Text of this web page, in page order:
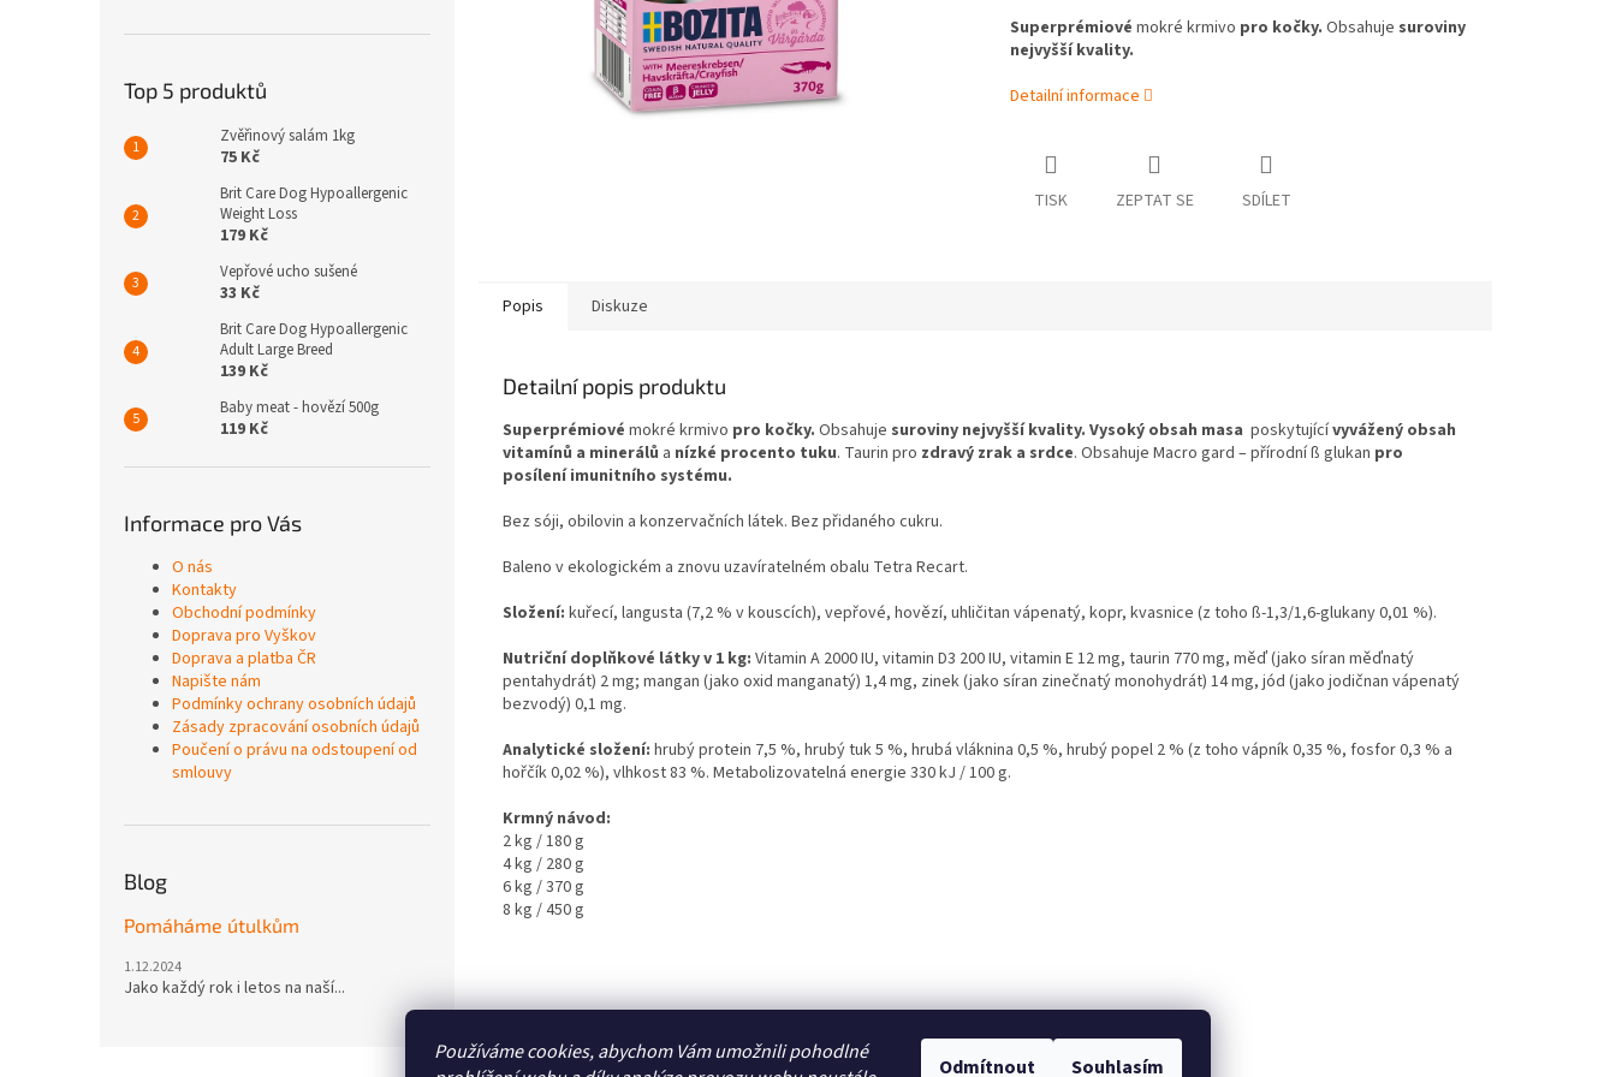
Používáme cookies, abychom Vám umožnili pohodlné
Odmítnout Souhlasím
Top 5 produktů
Zvěřinový salám 1kg
75 Kč
Brit Care Dog Hypoallergenic
Weight Loss
179 Kč
Vepřové ucho sušené
33 Kč
Brit Care Dog Hypoallergenic
Adult Large Breed
139 Kč
Baby meat - hovězí 500g
119 Kč
Informace pro Vás
O nás
Kontakty
Obchodní podmínky
Doprava pro Vyškov
Doprava a platba ČR
Napište nám
Podmínky ochrany osobních údajů
Zásady zpracování osobních údajů
Poučení o právu na odstoupení od
smlouvy
Blog
Pomáháme útulkům
1.12.2024
Jako každý rok i letos na naší...
Superprémiové mokré krmivo pro kočky. Obsahuje suroviny
nejvyšší kvality.
Detailní informace
TISK ZEPTAT SE SDÍLET
Popis Diskuze
Detailní popis produktu
Superprémiové mokré krmivo pro kočky. Obsahuje suroviny nejvyšší kvality. Vysoký obsah masa poskytujícívyvážený obsah
vitamínů a minerálů a nízké procento tuku. Taurin pro zdravý zrak a srdce. Obsahuje Macro gard – přírodní ß glukan pro
posílení imunitního systému.
Bez sóji, obilovin a konzervačních látek. Bez přidaného cukru.
Baleno v ekologickém a znovu uzavíratelném obalu Tetra Recart.
Složení: kuřecí, langusta (7,2 % v kouscích), vepřové, hovězí, uhličitan vápenatý, kopr, kvasnice (z toho ß-1,3/1,6-glukany 0,01 %).
Nutriční doplňkové látky v 1 kg: Vitamin A 2000 IU, vitamin D3 200 IU, vitamin E 12 mg, taurin 770 mg, měď (jako síran měďnatý
pentahydrát) 2 mg; mangan (jako oxid manganatý) 1,4 mg, zinek (jako síran zinečnatý monohydrát) 14 mg, jód (jako jodičnan vápenatý
bezvodý) 0,1 mg.
Analytické složení: hrubý protein 7,5 %, hrubý tuk 5 %, hrubá vláknina 0,5 %, hrubý popel 2 % (z toho vápník 0,35 %, fosfor 0,3 % a
hořčík 0,02 %), vlhkost 83 %. Metabolizovatelná energie 330 kJ / 100 g.
Krmný návod:
2 kg / 180 g
4 kg / 280 g
6 kg / 370 g
8 kg / 450 g